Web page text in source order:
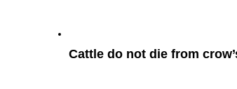
Cattle do not die from